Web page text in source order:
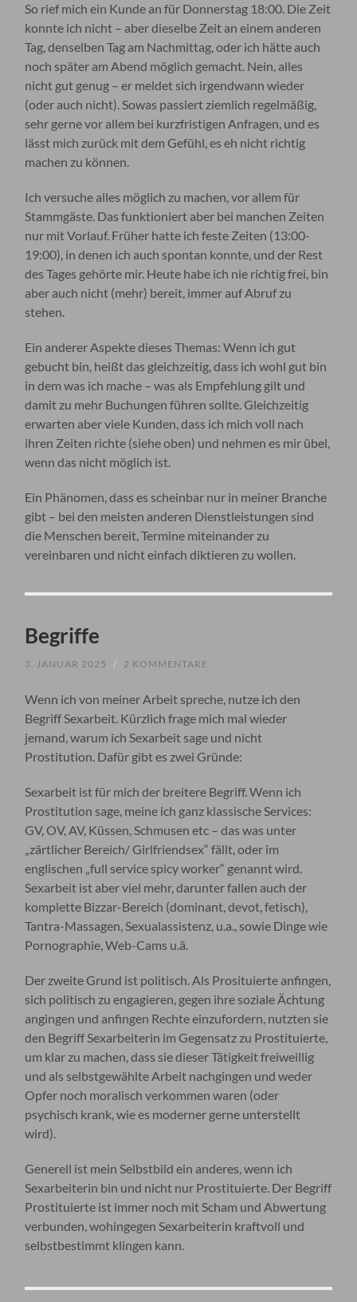
So rief mich ein Kunde an für Donnerstag 18:00. Die Zeit
konnte ich nicht – aber dieselbe Zeit an einem anderen
Tag, denselben Tag am Nachmittag, oder ich hätte auch
noch später am Abend möglich gemacht. Nein, alles
nicht gut genug – er meldet sich irgendwann wieder
(oder auch nicht). Sowas passiert ziemlich regelmäßig,
sehr gerne vor allem bei kurzfristigen Anfragen, und es
lässt mich zurück mit dem Gefühl, es eh nicht richtig
machen zu können.
Ich versuche alles möglich zu machen, vor allem für
Stammgäste. Das funktioniert aber bei manchen Zeiten
nur mit Vorlauf. Früher hatte ich feste Zeiten (13:00-
19:00), in denen ich auch spontan konnte, und der Rest
des Tages gehörte mir. Heute habe ich nie richtig frei, bin
aber auch nicht (mehr) bereit, immer auf Abruf zu
stehen.
Ein anderer Aspekte dieses Themas: Wenn ich gut
gebucht bin, heißt das gleichzeitig, dass ich wohl gut bin
in dem was ich mache – was als Empfehlung gilt und
damit zu mehr Buchungen führen sollte. Gleichzeitig
erwarten aber viele Kunden, dass ich mich voll nach
ihren Zeiten richte (siehe oben) und nehmen es mir übel,
wenn das nicht möglich ist.
Ein Phänomen, dass es scheinbar nur in meiner Branche
gibt – bei den meisten anderen Dienstleistungen sind
die Menschen bereit, Termine miteinander zu
vereinbaren und nicht einfach diktieren zu wollen.
Begriffe
3. JANUAR 2025 / 2 KOMMENTARE
Wenn ich von meiner Arbeit spreche, nutze ich den
Begriff Sexarbeit. Kürzlich frage mich mal wieder
jemand, warum ich Sexarbeit sage und nicht
Prostitution. Dafür gibt es zwei Gründe:
Sexarbeit ist für mich der breitere Begriff. Wenn ich
Prostitution sage, meine ich ganz klassische Services:
GV, OV, AV, Küssen, Schmusen etc – das was unter
„zärtlicher Bereich/ Girlfriendsex“ fällt, oder im
englischen „full service spicy worker“ genannt wird.
Sexarbeit ist aber viel mehr, darunter fallen auch der
komplette Bizzar-Bereich (dominant, devot, fetisch),
Tantra-Massagen, Sexualassistenz, u.a., sowie Dinge wie
Pornographie, Web-Cams u.ä.
Der zweite Grund ist politisch. Als Prosituierte anfingen,
sich politisch zu engagieren, gegen ihre soziale Ächtung
angingen und anfingen Rechte einzufordern, nutzten sie
den Begriff Sexarbeiterin im Gegensatz zu Prostituierte,
um klar zu machen, dass sie dieser Tätigkeit freiweillig
und als selbstgewählte Arbeit nachgingen und weder
Opfer noch moralisch verkommen waren (oder
psychisch krank, wie es moderner gerne unterstellt
wird).
Generell ist mein Selbstbild ein anderes, wenn ich
Sexarbeiterin bin und nicht nur Prostituierte. Der Begriff
Prostituierte ist immer noch mit Scham und Abwertung
verbunden, wohingegen Sexarbeiterin kraftvoll und
selbstbestimmt klingen kann.